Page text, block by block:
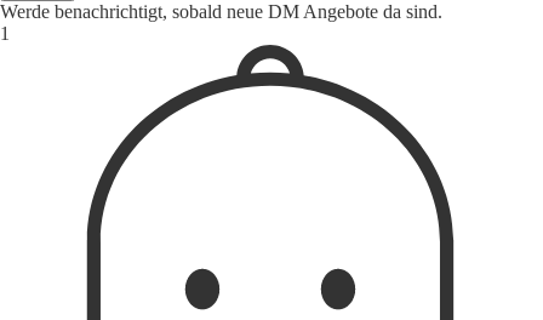
Werde benachrichtigt, sobald neue DM Angebote da sind.
1